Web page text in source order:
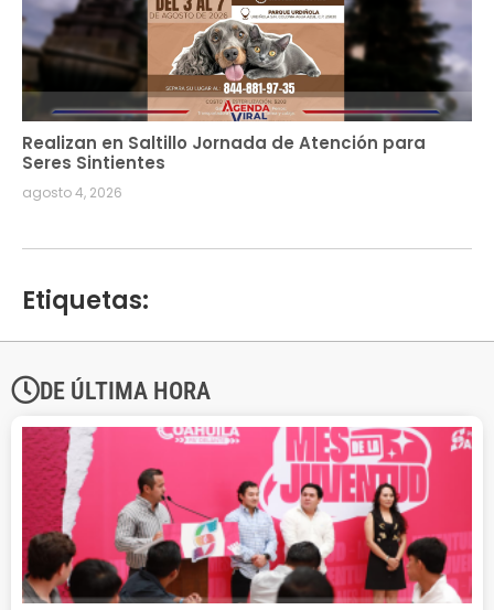
Realizan en Saltillo Jornada de Atención para
Seres Sintientes
agosto 4, 2026
Etiquetas:
DE ÚLTIMA HORA